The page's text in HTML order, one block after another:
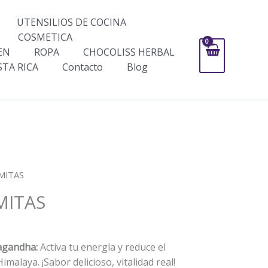
UTENSILIOS DE COCINA
COSMETICA
ROPA
CHOCOLISS HERBAL
RICA Contacto
Blog
Activa tu energía y reduce el
¡Sabor delicioso, vitalidad real!